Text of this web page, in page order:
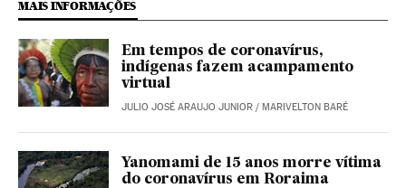
MAIS INFORMAÇÕES
Em tempos de coronavírus,
indígenas fazem acampamento
virtual
JULIO JOSÉ ARAUJO JUNIOR / MARIVELTON BARÉ
Yanomami de 15 anos morre vítima
do coronavírus em Roraima